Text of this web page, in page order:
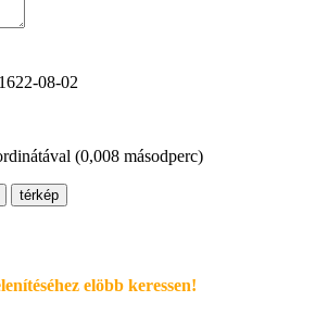
08-02
(0,008 másodperc)
térkép
elöbb keressen!